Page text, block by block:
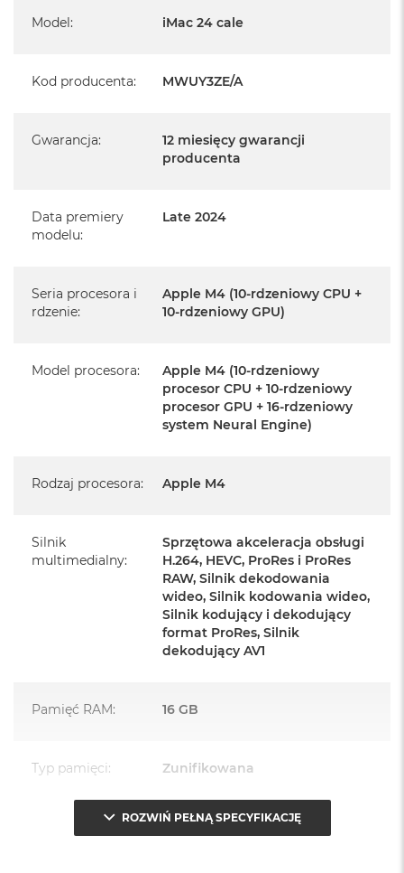
Posiada pełną, 12 miesięczną gwarancję
Realizowaną w każdym autoryzowanym punkcie
Szczegółowe informacje na ten temat uzyskają Państwo
kontaktując się z naszym handlowcem.
Posiada system operacyjny macOS w języku
polskim oraz polskie menu
urządzenia.
Magic Keyboard z Touch ID
Zasilacz o mocy 143W
Przewód USB‑C do ładowania
PASUJE WSZĘDZIE– Ten zaskakująco smukły, dostępny w
zrobisz więcej szybciej. Bawisz się czy pracujesz, edytujesz
Model: iMac 24 cale
Kod producenta: MWUY3ZE/A
Gwarancja:
12 miesięcy gwarancji
producenta
Data premiery
modelu:
Late 2024
Seria procesora i
rdzenie:
Apple M4 (10-rdzeniowy CPU +
10-rdzeniowy GPU)
Model procesora:
Apple M4 (10-rdzeniowy
procesor CPU + 10-rdzeniowy
procesor GPU + 16-rdzeniowy
system Neural Engine)
Rodzaj procesora: Apple M4
Silnik
multimedialny:
Sprzętowa akceleracja obsługi
H.264, HEVC, ProRes i ProRes
RAW, Silnik dekodowania
wideo, Silnik kodowania wideo,
Silnik kodujący i dekodujący
format ProRes, Silnik
dekodujący AV1
Pamięć RAM: 16 GB
Typ pamięci: Zunifikowana
Przepustowość
120 GB/s
ROZWIŃ PEŁNĄ SPECYFIKACJĘ